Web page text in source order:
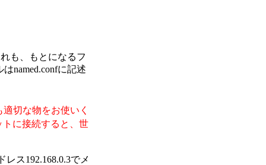
も、もとになるフ
named.confに記述
切な物をお使いく
に接続すると、世
ス192.168.0.3でメ